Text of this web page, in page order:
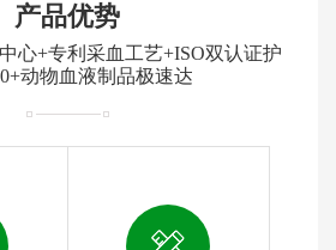
产品优势
心+专利采血工艺+ISO双认证护
动物血液制品极速达